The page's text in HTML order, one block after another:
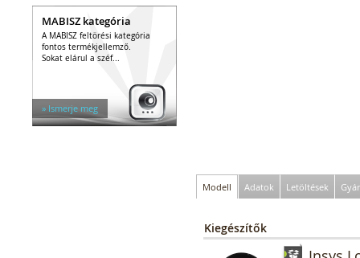
MABISZ kategória
A MABISZ feltörési kategória
fontos termékjellemző.
Sokat elárul a széf...
» Ismerje meg
Modell Adatok Letöltések
Kiegészítők